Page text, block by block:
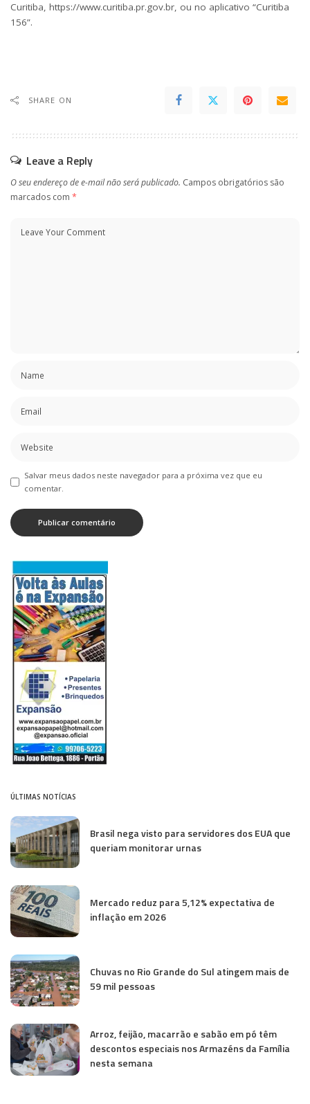
Curitiba, https://www.curitiba.pr.gov.br, ou no aplicativo “Curitiba
156”.
SHARE ON
Leave a Reply
O seu endereço de e-mail não será publicado. Campos obrigatórios são
marcados com *
Salvar meus dados neste navegador para a próxima vez que eu
comentar.
ÚLTIMAS NOTÍCIAS
Brasil nega visto para servidores dos EUA que
queriam monitorar urnas
Mercado reduz para 5,12% expectativa de
inflação em 2026
Chuvas no Rio Grande do Sul atingem mais de
59 mil pessoas
Arroz, feijão, macarrão e sabão em pó têm
descontos especiais nos Armazéns da Família
nesta semana